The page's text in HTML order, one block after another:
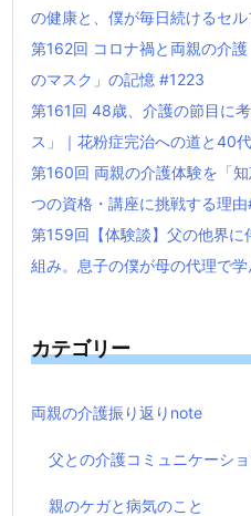
の健康と、僕が毎日続けるセ
第162回 コロナ禍と両親の介
のマスク」の記憶 #1223
第161回 48歳、介護の節目に
ス」｜花粉症完治への道と40
第160回 両親の介護体験を「
つの資格・講座に挑戦する理由
第159回【体験談】父の他界
組み。息子の僕が母の代理で
カテゴリー
両親の介護振り返りnote
父との介護コミュニケーシ
親のケガと病気のこと